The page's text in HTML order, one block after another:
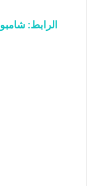
الرابط: شامبو Wellness System بالنباتات الصينية